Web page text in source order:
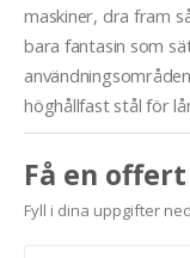
maskiner, dra fram
bara fantasin som
höghållfast stål för
Få en
Fyll i dina uppgifter